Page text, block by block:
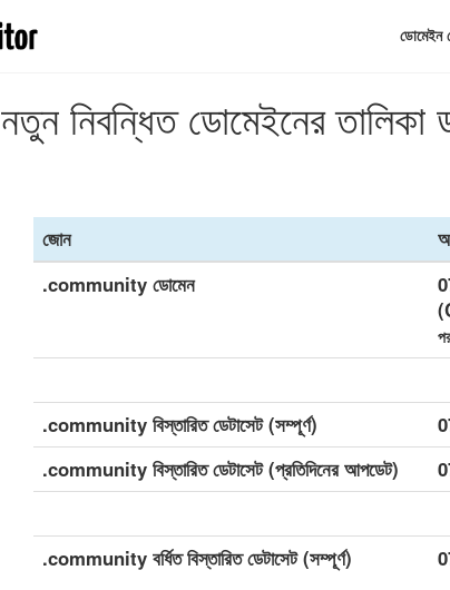
ডোমেইন
নতুন নিবন্ধিত ডোমেইনের
জোন
.community ডোমেন
.community বিস্তারিত ডেটাসেট (সম্পূর্ণ)
.community বিস্তারিত ডেটাসেট (প্রতিদিনের আপডেট)
.community বর্ধিত বিস্তারিত ডেটাসেট (সম্পূর্ণ)